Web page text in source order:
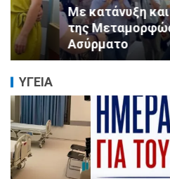
Με κατάνυξη και
της Μεταμορφώσεως
Ασύρματο
ΥΓΕΙΑ